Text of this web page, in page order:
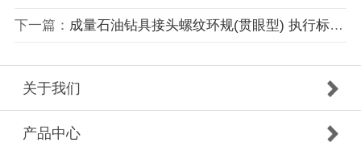
下一篇： 成量石油钻具接头螺纹环规(贯眼型) 执行标准： API SPEC 7-2；GB/T 22512.2
关于我们
产品中心